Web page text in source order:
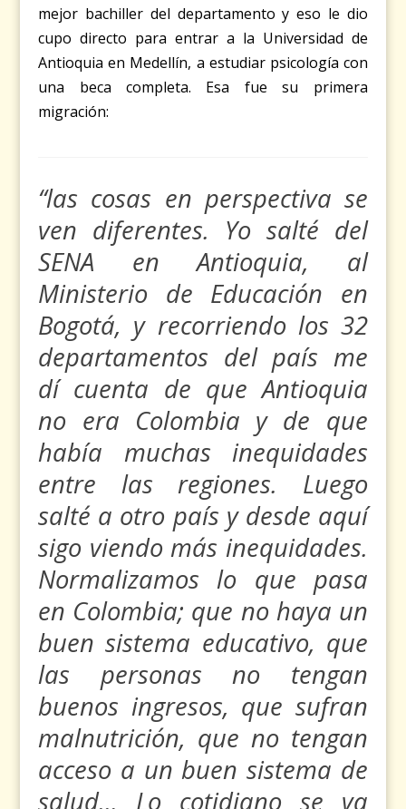
mejor bachiller del departamento y eso le dio
cupo directo para entrar a la Universidad de
Antioquia en Medellín, a estudiar psicología con
una beca completa. Esa fue su primera
migración:
“las cosas en perspectiva se
ven diferentes. Yo salté del
SENA en Antioquia, al
Ministerio de Educación en
Bogotá, y recorriendo los 32
departamentos del país me
dí cuenta de que Antioquia
no era Colombia y de que
había muchas inequidades
entre las regiones. Luego
salté a otro país y desde aquí
sigo viendo más inequidades.
Normalizamos lo que pasa
en Colombia; que no haya un
buen sistema educativo, que
las personas no tengan
buenos ingresos, que sufran
malnutrición, que no tengan
acceso a un buen sistema de
salud… Lo cotidiano se va